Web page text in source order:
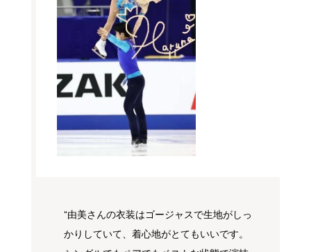
“由美さんの衣装はゴージャスで生地がしっ
かりしていて、着心地がとてもいいです。